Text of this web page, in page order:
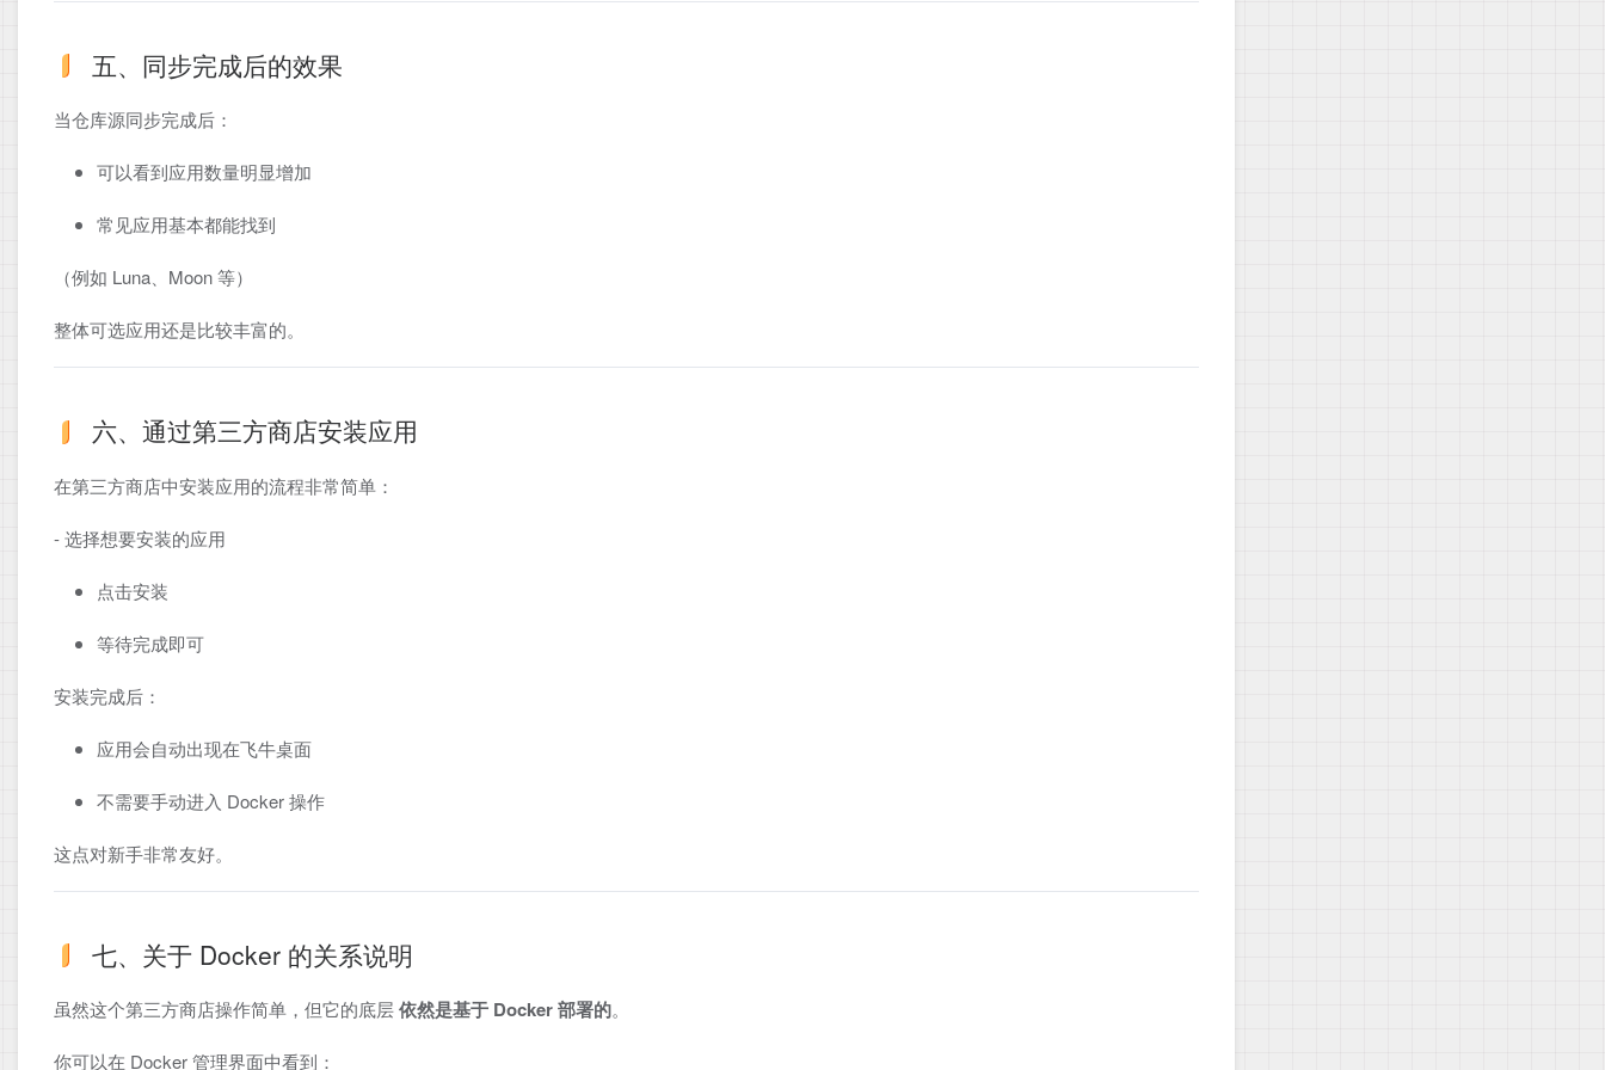
五、同步完成后的效果
当仓库源同步完成后：
可以看到应用数量明显增加
常见应用基本都能找到
（例如 Luna、Moon 等）
整体可选应用还是比较丰富的。
六、通过第三方商店安装应用
在第三方商店中安装应用的流程非常简单：
- 选择想要安装的应用
点击安装
等待完成即可
安装完成后：
应用会自动出现在飞牛桌面
不需要手动进入 Docker 操作
这点对新手非常友好。
七、关于 Docker 的关系说明
虽然这个第三方商店操作简单，但它的底层依然是基于 Docker 部署的。
你可以在 Docker 管理界面中看到：